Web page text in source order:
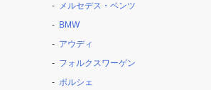
メルセデス・ベンツ
BMW
アウディ
フォルクスワーゲン
ポルシェ